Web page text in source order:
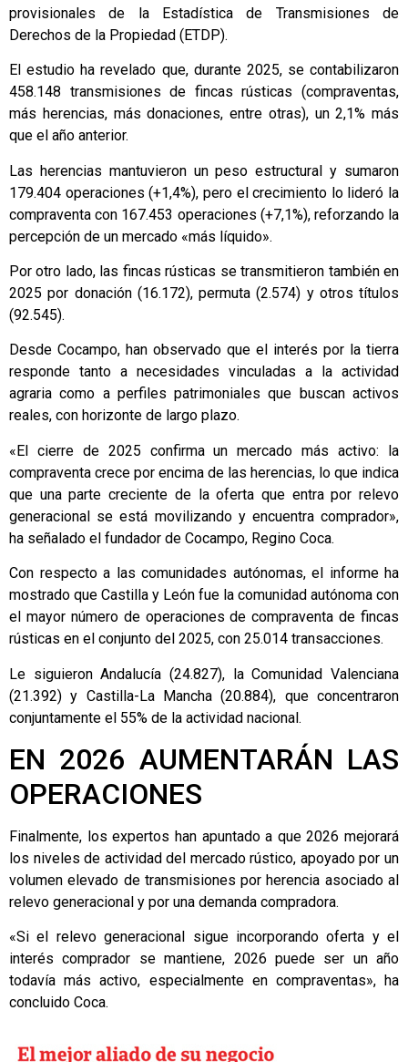
provisionales de la Estadística de Transmisiones de
Derechos de la Propiedad (ETDP).
El estudio ha revelado que, durante 2025, se contabilizaron
458.148 transmisiones de fincas rústicas (compraventas,
más herencias, más donaciones, entre otras), un 2,1% más
que el año anterior.
Las herencias mantuvieron un peso estructural y sumaron
179.404 operaciones (+1,4%), pero el crecimiento lo lideró la
compraventa con 167.453 operaciones (+7,1%), reforzando la
percepción de un mercado «más líquido».
Por otro lado, las fincas rústicas se transmitieron también en
2025 por donación (16.172), permuta (2.574) y otros títulos
(92.545).
Desde Cocampo, han observado que el interés por la tierra
responde tanto a necesidades vinculadas a la actividad
agraria como a perfiles patrimoniales que buscan activos
reales, con horizonte de largo plazo.
«El cierre de 2025 confirma un mercado más activo: la
compraventa crece por encima de las herencias, lo que indica
que una parte creciente de la oferta que entra por relevo
generacional se está movilizando y encuentra comprador»,
ha señalado el fundador de Cocampo, Regino Coca.
Con respecto a las comunidades autónomas, el informe ha
mostrado que Castilla y León fue la comunidad autónoma con
el mayor número de operaciones de compraventa de fincas
rústicas en el conjunto del 2025, con 25.014 transacciones.
Le siguieron Andalucía (24.827), la Comunidad Valenciana
(21.392) y Castilla-La Mancha (20.884), que concentraron
conjuntamente el 55% de la actividad nacional.
EN 2026 AUMENTARÁN LAS
OPERACIONES
Finalmente, los expertos han apuntado a que 2026 mejorará
los niveles de actividad del mercado rústico, apoyado por un
volumen elevado de transmisiones por herencia asociado al
relevo generacional y por una demanda compradora.
«Si el relevo generacional sigue incorporando oferta y el
interés comprador se mantiene, 2026 puede ser un año
todavía más activo, especialmente en compraventas», ha
concluido Coca.